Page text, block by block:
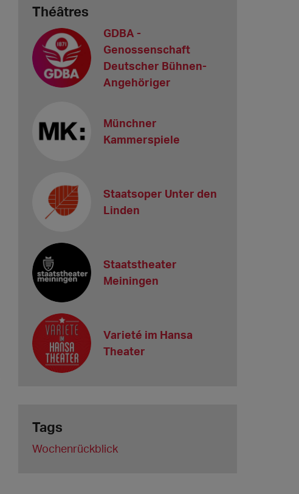
Théâtres
GDBA -
Genossenschaft
Deutscher Bühnen-
Angehöriger
Münchner
Kammerspiele
Staatsoper Unter den
Linden
Staatstheater
Meiningen
Varieté im Hansa
Theater
Tags
Wochenrückblick